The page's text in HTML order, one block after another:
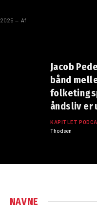
2025
Af
Jacob
bånd
åndsliv er
KAPITLET
Thodsen
NAVNE